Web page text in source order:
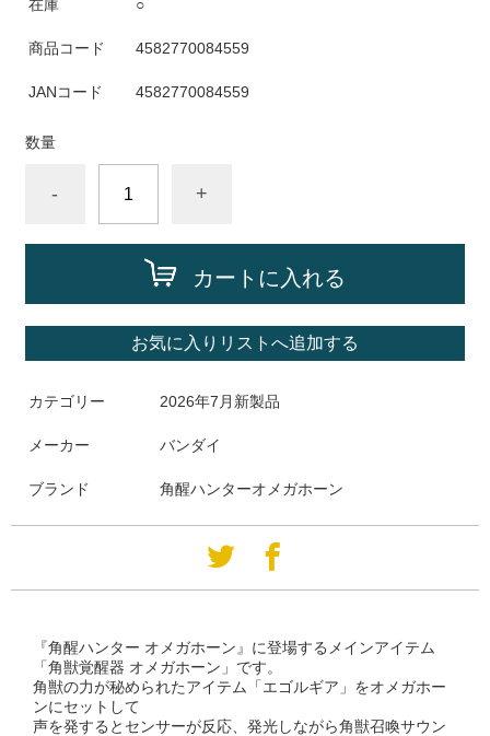
在庫 ○
商品コード 4582770084559
JANコード 4582770084559
数量
- +
カートに入れる
お気に入りリストへ追加する
カテゴリー 2026年7月新製品
メーカー バンダイ
ブランド 角醒ハンターオメガホーン
『角醒ハンター オメガホーン』に登場するメインアイテム
「角獣覚醒器 オメガホーン」です。
角獣の力が秘められたアイテム「エゴルギア」をオメガホー
ンにセットして
声を発するとセンサーが反応、発光しながら角獣召喚サウン